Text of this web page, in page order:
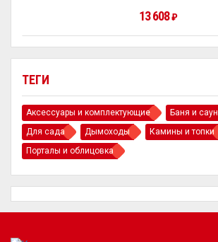
ТЕГИ
Аксессуары и комплектующие
Баня и
Для сада
Дымоходы Камины и топки
Порталы и облицовка
13 608₽